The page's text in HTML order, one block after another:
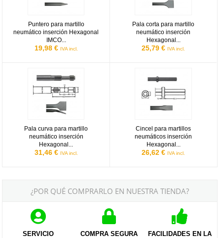
Puntero para martillo
neumático inserción Hexagonal
IMCO...
19,98 € IVA incl.
Pala corta para martillo
neumático inserción
Hexagonal...
25,79 € IVA incl.
Pala curva para martillo
neumático inserción
Hexagonal...
31,46 € IVA incl.
Cincel para martillos
neumáticos inserción
Hexagonal...
26,62 € IVA incl.
¿POR QUÉ COMPRARLO EN NUESTRA TIENDA?
SERVICIO
COMPRA SEGURA
FACILIDADES EN LA